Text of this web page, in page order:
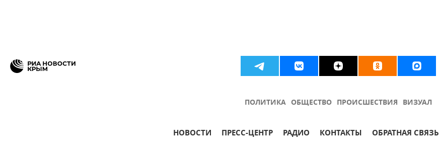
ПОЛИТИКА ОБЩЕСТВО ПРОИСШЕСТВИЯ ВИЗУАЛ
НОВОСТИ ПРЕСС-ЦЕНТР РАДИО КОНТАКТЫ ОБРАТНАЯ СВЯЗЬ